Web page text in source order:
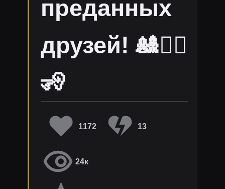
преданных
друзей! 🎎🧏‍♂
🧏
1172 13
24к